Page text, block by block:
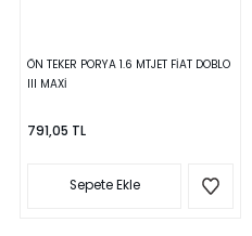
ÖN TEKER PORYA 1.6 MTJET FİAT DOBLO
III MAXİ
791,05 TL
Sepete Ekle